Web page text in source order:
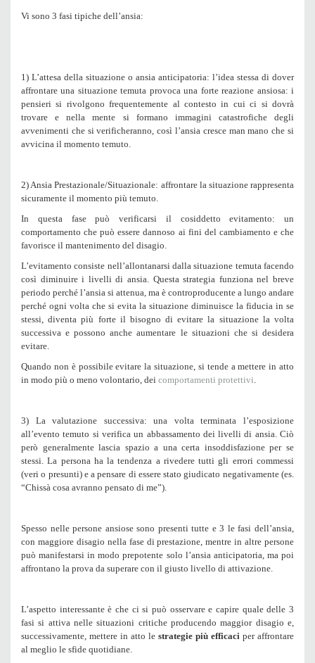
Vi sono 3 fasi tipiche dell’ansia:
1) L’attesa della situazione o ansia anticipatoria: l’idea stessa di dover
affrontare una situazione temuta provoca una forte reazione ansiosa: i
pensieri si rivolgono frequentemente al contesto in cui ci si dovrà
trovare e nella mente si formano immagini catastrofiche degli
avvenimenti che si verificheranno, così l’ansia cresce man mano che si
avvicina il momento temuto.
2) Ansia Prestazionale/Situazionale: affrontare la situazione rappresenta
sicuramente il momento più temuto.
In questa fase può verificarsi il cosiddettoevitamento: un
comportamento che può essere dannoso ai fini del cambiamento e che
favorisce il mantenimento del disagio.
L’evitamento consiste nell’allontanarsi dalla situazione temuta facendo
così diminuire i livelli di ansia. Questa strategia funziona nel breve
periodo perché l’ansia si attenua, ma è controproducente a lungo andare
perché ogni volta che si evita la situazione diminuisce la fiducia in se
stessi, diventa più forte il bisogno di evitare la situazione la volta
successiva e possono anche aumentare le situazioni che si desidera
evitare.
Quando non è possibile evitare la situazione, si tende a mettere in atto
in modo più o meno volontario, dei comportamenti protettivi.
3) La valutazione successiva: una volta terminata l’esposizione
all’evento temuto si verifica un abbassamento dei livelli di ansia. Ciò
però generalmente lascia spazio a una certa insoddisfazioneper se
stessi. La persona ha la tendenza a rivedere tutti gli errori commessi
(veri o presunti) e a pensare di essere stato giudicato negativamente (es.
“Chissà cosa avranno pensato di me”).
Spesso nelle persone ansiose sono presenti tutte e 3 le fasi dell’ansia,
con maggiore disagio nella fase di prestazione, mentre in altre persone
può manifestarsi in modo prepotente solo l’ansia anticipatoria, ma poi
affrontano la prova da superare con il giusto livello di attivazione.
L’aspetto interessante è che ci si può osservare e capire quale delle 3
fasi si attiva nelle situazioni critiche producendo maggior disagio e,
successivamente, mettere in atto le strategie più efficaci per affrontare
al meglio le sfide quotidiane.